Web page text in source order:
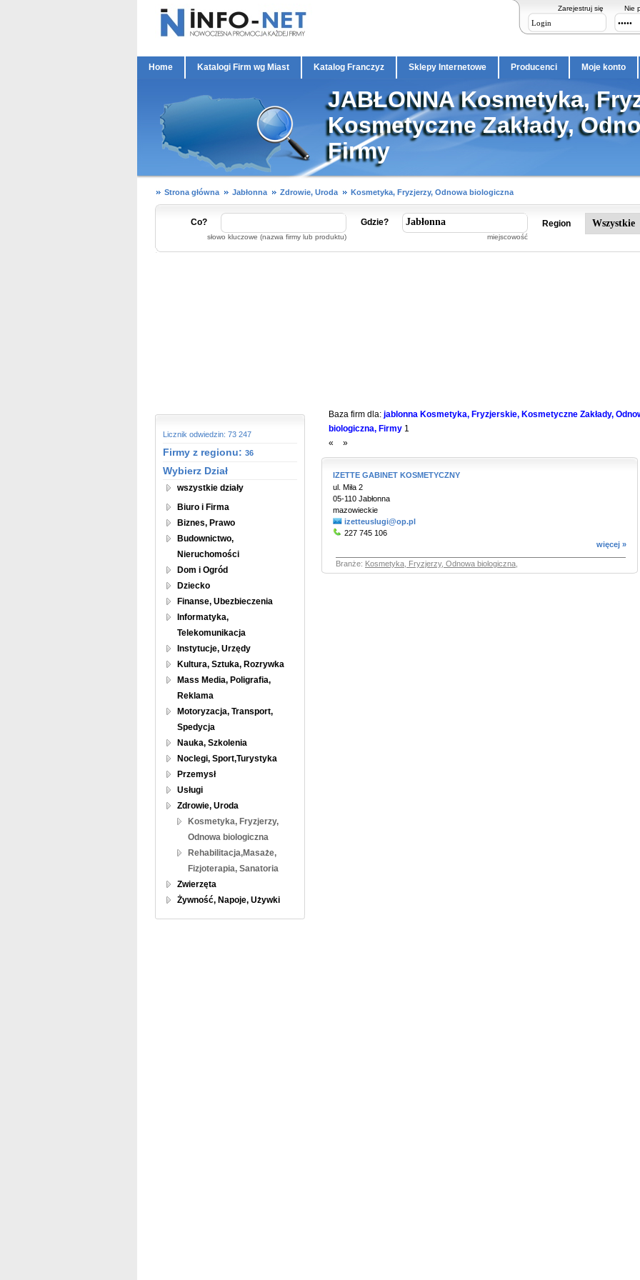
Zarejestruj się Nie
Home Katalogi Firm wg Miast Katalog Franczyz Sklepy Internetowe Producenci Moje konto
JABŁONNA Kosmetyka,
Kosmetyczne Zakłady,
Firmy
Strona główna Jabłonna Zdrowie, Uroda Kosmetyka, Fryzjerzy, Odnowa biologiczna
Co?
słowo kluczowe (nazwa firmy lub produktu)
Gdzie?
miejscowość
Region
Licznik odwiedzin: 73 247
Firmy z regionu: 36
Wybierz Dział
wszystkie działy
Biuro i Firma
Biznes, Prawo
Budownictwo,
Nieruchomości
Dom i Ogród
Dziecko
Finanse, Ubezbieczenia
Informatyka,
Telekomunikacja
Instytucje, Urzędy
Kultura, Sztuka, Rozrywka
Mass Media, Poligrafia,
Reklama
Motoryzacja, Transport,
Spedycja
Nauka, Szkolenia
Noclegi, Sport,Turystyka
Przemysł
Usługi
Zdrowie, Uroda
Kosmetyka, Fryzjerzy,
Odnowa biologiczna
Rehabilitacja,Masaże,
Fizjoterapia, Sanatoria
Zwierzęta
Żywność, Napoje, Używki
Baza firm dla: jablonna Kosmetyka, Fryzjerskie, Kosmetyczne Zakłady,
biologiczna, Firmy 1
«
»
IZETTE GABINET KOSMETYCZNY
ul. Miła 2
05-110 Jabłonna
mazowieckie
izetteuslugi@op.pl
227 745 106
więcej »
Branże: Kosmetyka, Fryzjerzy, Odnowa biologiczna